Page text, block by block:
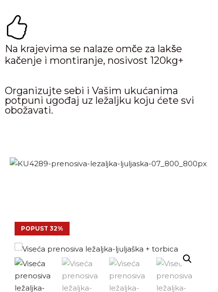
Na krajevima se nalaze omče za lakše
kačenje i montiranje, nosivost 120kg+
Organizujte sebi i Vašim ukućanima
potpuni ugođaj uz ležaljku koju ćete svi
obožavati.
POPUST 32%